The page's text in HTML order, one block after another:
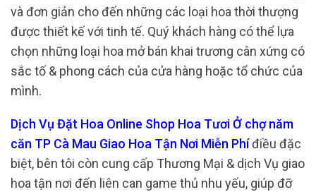
và đơn giản cho đến những các loại hoa thời thượng
được thiết kế với tinh tế. Quý khách hàng có thể lựa
chọn những loại hoa mở bán khai trương cân xứng có
sắc tố & phong cách của cửa hàng hoặc tổ chức của
mình.
Dịch Vụ Đặt Hoa Online Shop Hoa Tươi Ở chợ năm
căn TP Cà Mau Giao Hoa Tận Nơi Miễn Phíđiều đặc
biệt, bên tôi còn cung cấp Thương Mại & dịch Vụ giao
hoa tận nơi đến liên can game thủ nhu yếu, giúp đỡ